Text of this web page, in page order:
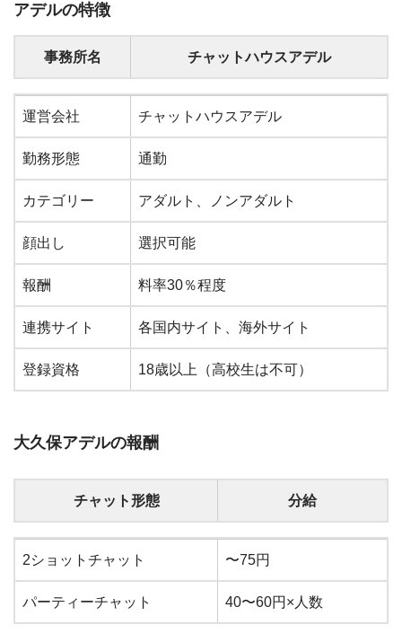
アデルの特徴
事務所名 チャットハウスアデル
事務所名 チャットハウスアデル
運営会社 チャットハウスアデル
勤務形態 通勤
カテゴリー アダルト、ノンアダルト
顔出し 選択可能
報酬 料率30％程度
連携サイト 各国内サイト、海外サイト
登録資格 18歳以上（高校生は不可）
大久保アデルの報酬
チャット形態 分給
チャット形態
2ショットチャット 〜75円
パーティーチャット 40〜60円×人数